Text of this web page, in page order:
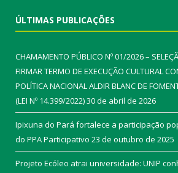
ÚLTIMAS PUBLICAÇÕES
CHAMAMENTO PÚBLICO Nº 01/2026 –
FIRMAR TERMO DE EXECUÇÃO CULTURAL
POLÍTICA NACIONAL ALDIR BLANC DE
(LEI Nº 14.399/2022)30 de abril de 2026
Ipixuna do Pará fortalece a participação
do PPA Participativo 23 de outubro de 2025
Projeto Ecóleo atrai universidade: UNIP